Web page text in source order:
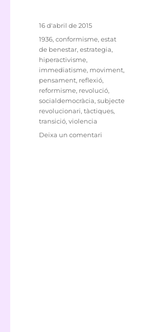
Publicat
16 d'abril de 2015
Etiquetes
1936,conformisme,estat
de benestar,estrategia,
hiperactivisme,
immediatisme, moviment,
pensament, reflexió,
reformisme, revolució,
socialdemocràcia,subjecte
revolucionari,tàctiques,
transició,violencia
Deixa un comentari